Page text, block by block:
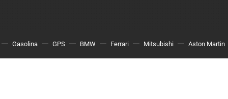
Gasolina GPS BMW Ferrari Mitsubishi Aston Martin